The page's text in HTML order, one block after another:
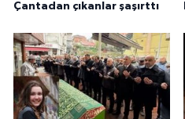
Çantadan çıkanlar şaşırttı